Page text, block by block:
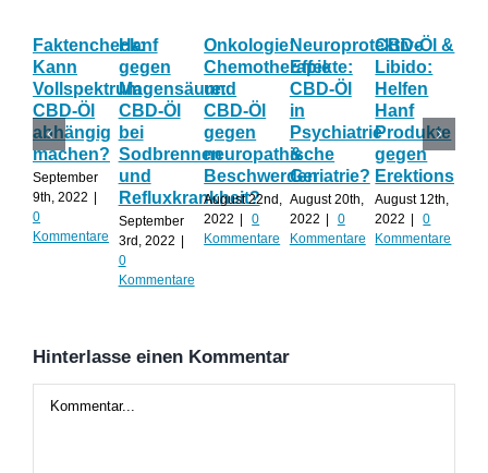
Faktencheck:
Kann
Vollspektrum
CBD-Öl
abhängig
machen?
September
9th, 2022
0
Kommentare
Hanf
gegen
Magensäure:
CBD-Öl
bei
Sodbrennen
und
Refluxkrankheit?
September
3rd, 2022
0
Kommentare
Onkologie:
Chemotherapie
und
CBD-Öl
gegen
neuropathische
Beschwerden
August 22nd,
2022
0
Kommentare
Neuroprotektive
Effekte:
CBD-Öl
in
Psychiatrie
&
Geriatrie?
August 20th,
2022
0
Kommentare
CBD-Öl &
Libido:
Helfen
Hanf
Produkte
gegen
August 12th,
2022
0
Kommentare
Hinterlasse einen Kommentar